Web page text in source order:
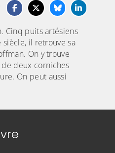
Cinq puits artésiens
il retrouve sa
On y trouve
deux corniches
On peut aussi